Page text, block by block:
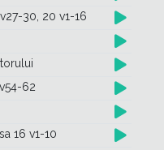
30, 20 v1-16
62
16 v1-10